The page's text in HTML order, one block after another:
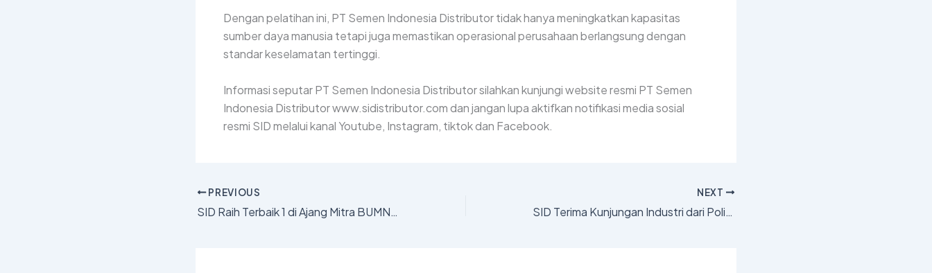
Dengan pelatihan ini, PT Semen Indonesia Distributor tidak hanya meningkatkan kapasitas
sumber daya manusia tetapi juga memastikan operasional perusahaan berlangsung dengan
standar keselamatan tertinggi.
Informasi seputar PT Semen Indonesia Distributor silahkan kunjungi website resmi PT Semen
Indonesia Distributor www.sidistributor.com dan jangan lupa aktifkan notifikasi media sosial
resmi SID melalui kanal Youtube, Instagram, tiktok dan Facebook.
PREVIOUS
SID Raih Terbaik 1 di Ajang Mitra BUMN Champion 2024
NEXT
SID Terima Kunjungan Industri dari Politeknik Semen Indonesia